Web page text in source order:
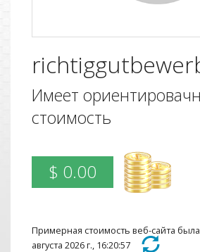
Имеет
стоимость
$ 0.00
Примерная стоимость веб-сайта
августа 2026 г., 16:20:57